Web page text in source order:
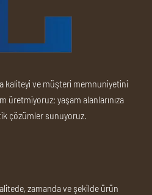
kaliteyi ve müşteri memnuniyetini
üretmiyoruz; yaşam alanlarınıza
çözümler sunuyoruz.
zamanda ve şekilde ürün